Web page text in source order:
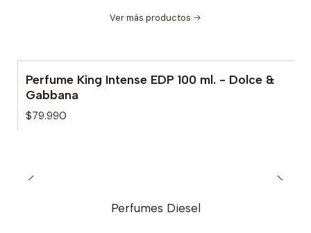
Ver más productos
Perfume King Intense EDP 100 ml. - Dolce &
Gabbana
$79.990
Perfumes Diesel